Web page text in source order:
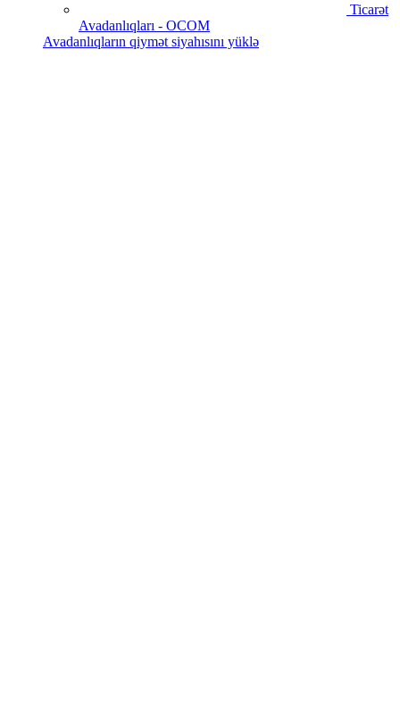
Ticarət
Avadanlıqları - OCOM
Avadanlıqların qiymət siyahısını yüklə